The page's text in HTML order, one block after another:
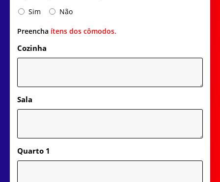
Sim
Não
Preencha ítens dos cômodos.
Cozinha
Sala
Quarto 1